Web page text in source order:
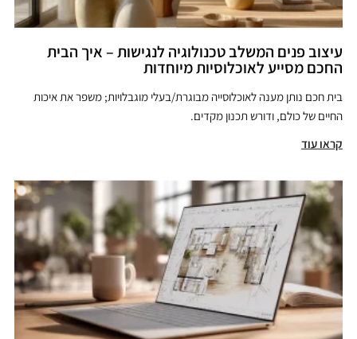
עיצוב פנים המשלב טכנולוגיה לנגישות – איך הבית
החכם מסייע לאוכלוסיות מיוחדות
בית חכם נותן מענה לאוכלוסייה מבוגרת/בעלי מוגבלויות; משפר את איכות
החיים של כולם, ודורש תכנון מקדים.
קראו עוד